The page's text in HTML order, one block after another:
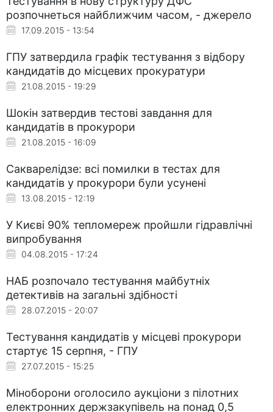
розпочнеться найближчим часом, - джерело
17.09.2015 - 13:54
ГПУ затвердила графік тестування з відбору
кандидатів до місцевих прокуратури
21.08.2015 - 19:29
Шокін затвердив тестові завдання для
кандидатів в прокурори
21.08.2015 - 16:09
Сакварелідзе: всі помилки в тестах для
кандидатів у прокурори були усунені
13.08.2015 - 12:19
У Києві 90% тепломереж пройшли гідравлічні
випробування
04.08.2015 - 17:24
НАБ розпочало тестування майбутніх
детективів на загальні здібності
28.07.2015 - 20:07
Тестування кандидатів у місцеві прокурори
стартує 15 серпня, - ГПУ
27.07.2015 - 15:25
Міноборони оголосило аукціони з пілотних
електронних держзакупівель на понад 0,5